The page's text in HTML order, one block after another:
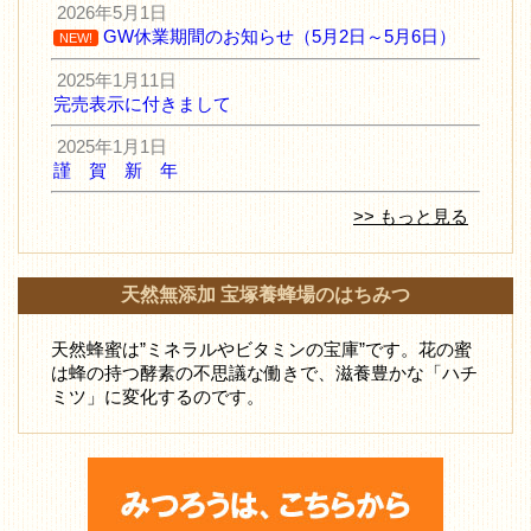
2026年5月1日
NEW! GW休業期間のお知らせ（5月2日～5月6日）
2025年1月11日
完売表示に付きまして
2025年1月1日
謹 賀 新 年
>> もっと見る
天然無添加 宝塚養蜂場のはちみつ
天然蜂蜜は”ミネラルやビタミンの宝庫”です。花の蜜
は蜂の持つ酵素の不思議な働きで、滋養豊かな「ハチ
ミツ」に変化するのです。